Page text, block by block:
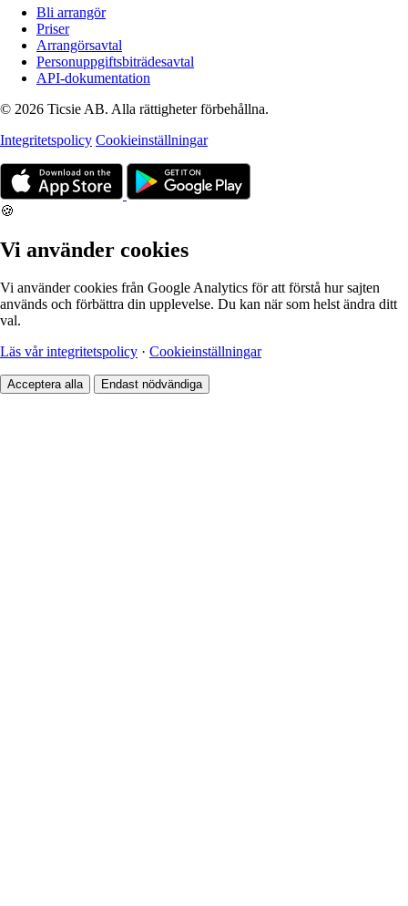
Bli arrangör
Priser
Arrangörsavtal
Personuppgiftsbiträdesavtal
API-dokumentation
© 2026 Ticsie AB. Alla rättigheter förbehållna.
Integritetspolicy Cookieinställningar
🍪
Vi använder cookies
Vi använder cookies från Google Analytics för att förstå hur sajten
används och förbättra din upplevelse. Du kan när som helst ändra ditt
val.
Läs vår integritetspolicy · Cookieinställningar
Acceptera alla Endast nödvändiga